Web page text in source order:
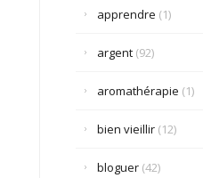
apprendre (1)
argent(92)
aromathérapie (1)
bien vieillir(12)
bloguer(42)